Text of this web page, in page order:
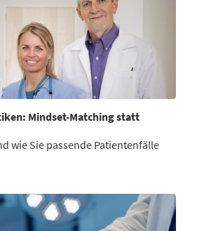
Mindset-Matching statt
wie Sie passende Patientenfälle